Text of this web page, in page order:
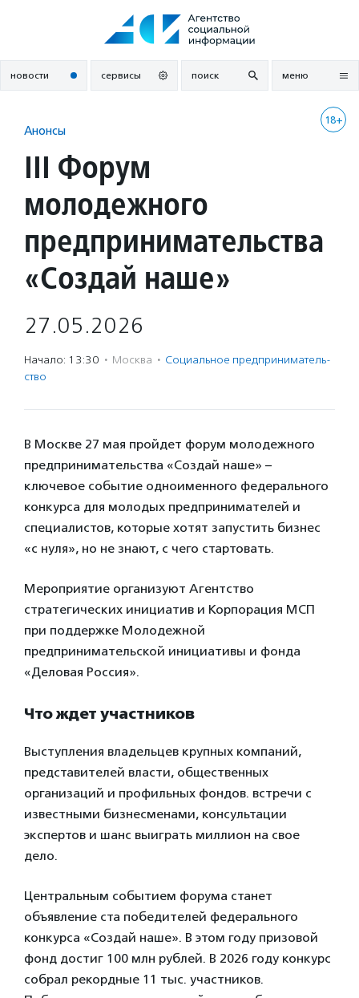
новости сервисы поиск меню
18+
Анонсы
III Форум
молодежного
предпринимательства
«Создай наше»
27.05.2026
Начало: 13:30 · Москва · Социальное предпри­нима­тель­
ство
В Москве 27 мая пройдет форум молодежного
предпринимательства «Создай наше» –
ключевое событие одноименного федерального
конкурса для молодых предпринимателей и
специалистов, которые хотят запустить бизнес
«с нуля», но не знают, с чего стартовать.
Мероприятие организуют Агентство
стратегических инициатив и Корпорация МСП
при поддержке Молодежной
предпринимательской инициативы и фонда
«Деловая Россия».
Что ждет участников
Выступления владельцев крупных компаний,
представителей власти, общественных
организаций и профильных фондов. встречи с
известными бизнесменами, консультации
экспертов и шанс выиграть миллион на свое
дело.
Центральным событием форума станет
объявление ста победителей федерального
конкурса «Создай наше». В этом году призовой
фонд достиг 100 млн рублей. В 2026 году конкурс
собрал рекордные 11 тыс. участников.